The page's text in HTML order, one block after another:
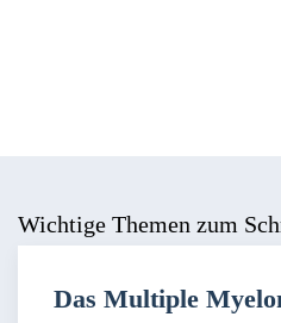
Wichtige Themen zum
Das Multiple